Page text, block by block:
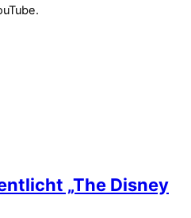
„The Disney